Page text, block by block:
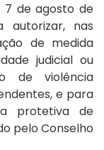
7 de agosto de
autorizar, nas
de medida
judicial ou
de violência
e para
protetiva de
pelo Conselho